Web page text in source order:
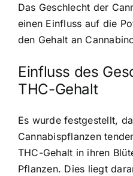
Das Geschlecht der
einen Einfluss auf die
den Gehalt an
Einfluss des
THC-Gehalt
Es wurde festgestellt,
Cannabispflanzen
THC-Gehalt in ihren
Pflanzen. Dies liegt